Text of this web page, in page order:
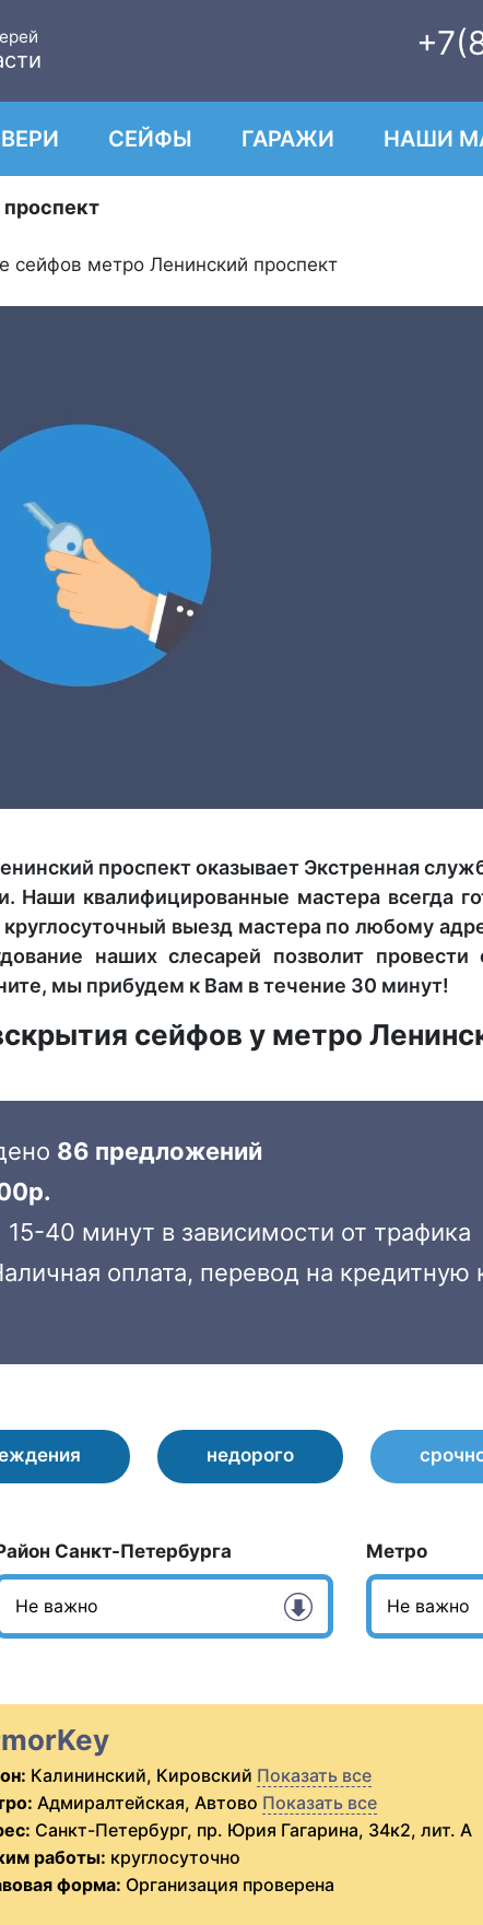
СЕЙФЫ ГАРАЖИ НАШИ
сейфов метро Ленинский проспект
проспект оказывает Экстренная
Наши квалифицированные мастера всегда
выезд мастера по любому
наших слесарей позволит
мы прибудем к Вам в течение 30 минут!
сейфов у метро
86 предложений
15-40 минут в зависимости от трафика
оплата, перевод на кредитную
недорого
Санкт-Петербурга Метро
Калининский, Кировский Показать все
Адмиралтейская, Автово Показать все
Санкт-Петербург, пр. Юрия Гагарина, 34к2, лит. А
работы: круглосуточно
форма: Организация проверена